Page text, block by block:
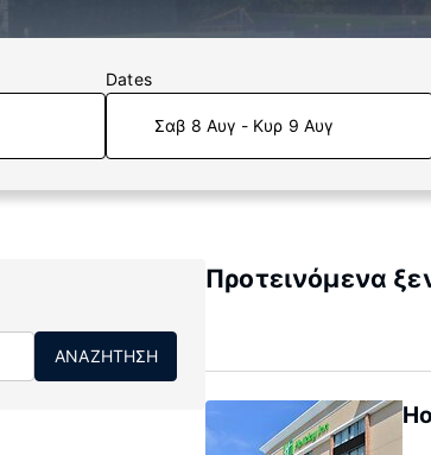
Dates
Σαβ 8 Αυγ - Κυρ 9 Αυγ
ΑΝΑΖΉΤΗΣΗ
Προτεινόμενα